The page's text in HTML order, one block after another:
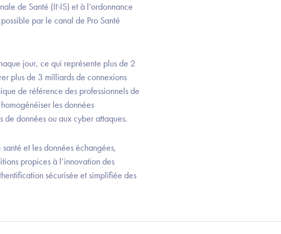
de Santé (INS) et à l’ordonnance
par le canal de Pro Santé
jour, ce qui représente plus de 2
plus de 3 milliards de connexions
de référence des professionnels de
les données
de données ou aux cyber attaques.
et les données échangées,
propices à l’innovation des
sécurisée et simplifiée des